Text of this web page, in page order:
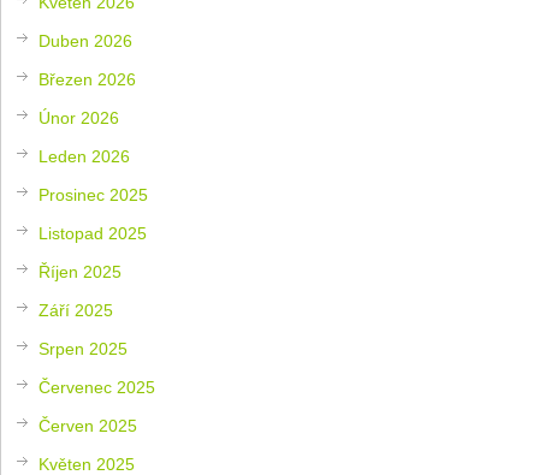
Duben 2026
Březen 2026
Únor 2026
Leden 2026
Prosinec 2025
Listopad 2025
Říjen 2025
Září 2025
Srpen 2025
Červenec 2025
Červen 2025
Květen 2025